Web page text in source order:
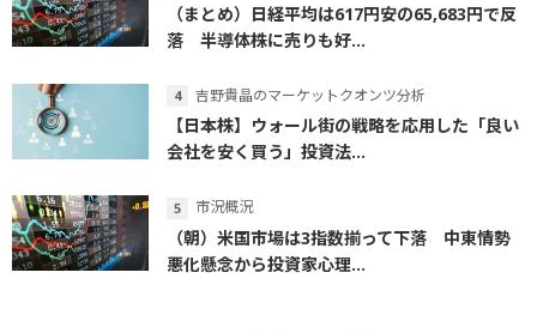
（まとめ）日経平均は617円安の65,683円で反
落 半導体株に売りも好...
吉野貴晶のマーケットクオンツ分析
【日本株】ウォール街の戦略を応用した「良い
会社を安く買う」投資法...
市況概況
（朝）米国市場は3指数揃って下落 中東情勢
悪化懸念から投資家心理...